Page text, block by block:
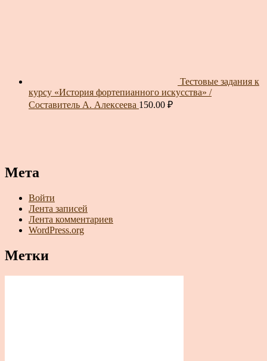
Тестовые задания к
курсу «История фортепианного искусства» /
Составитель А. Алексеева 150.00 ₽
Мета
Войти
Лента записей
Лента комментариев
WordPress.org
Метки